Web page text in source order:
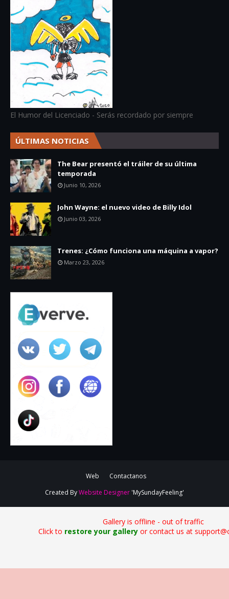
El Humor del Licenciado - Serás recordado por siempre
ÚLTIMAS NOTICIAS
The Bear presentó el tráiler de su última
temporada
Junio 10, 2026
John Wayne: el nuevo video de Billy Idol
Junio 03, 2026
Trenes: ¿Cómo funciona una máquina a vapor?
Marzo 23, 2026
Web
Contactanos
Created ByWebsite Designer 'MySundayFeeling'
Gallery is offline - out of traffic
Click to restore your galleryor contact us at